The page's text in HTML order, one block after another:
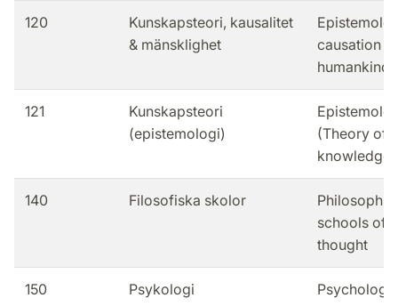
120
Kunskapsteori, kausalitet
& mänsklighet
causation &
humankind
121
Kunskapsteori
(epistemologi)
(Theory of
knowledge)
140 Filosofiska skolor
schools of
thought
150 Psykologi Psychology